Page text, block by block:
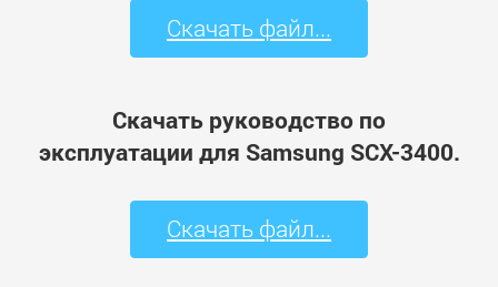
Скачать файл...
Скачать руководство по
эксплуатации для Samsung SCX-3400.
Скачать файл...